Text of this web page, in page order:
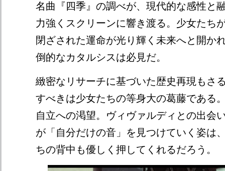
名曲『四季』の調べが、現代的な感性と
力強くスクリーンに響き渡る。少女たち
閉ざされた運命が光り輝く未来へと開か
倒的なカタルシスは必見だ。
緻密なリサーチに基づいた歴史再現もさ
すべきは少女たちの等身大の葛藤である
自立への渇望。ヴィヴァルディとの出会
が「自分だけの音」を見つけていく姿は
ちの背中も優しく押してくれるだろう。